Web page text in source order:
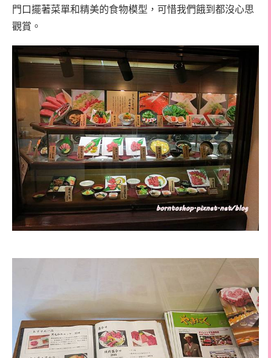
門口擺著菜單和精美的食物模型，可惜我們餓到都沒心思
觀賞。